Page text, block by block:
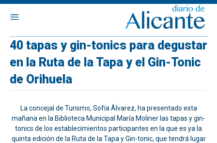
40 tapas y gin-tonics para degustar
en la Ruta de la Tapa y el Gin-Tonic
de Orihuela
La concejal de Turismo, Sofía Álvarez, ha presentado esta
mañana en la Biblioteca Municipal María Moliner las tapas y gin-
tonics de los establecimientos participantes en la que es ya la
quinta edición de la Ruta de la Tapa y Gin-tonic, que tendrá lugar